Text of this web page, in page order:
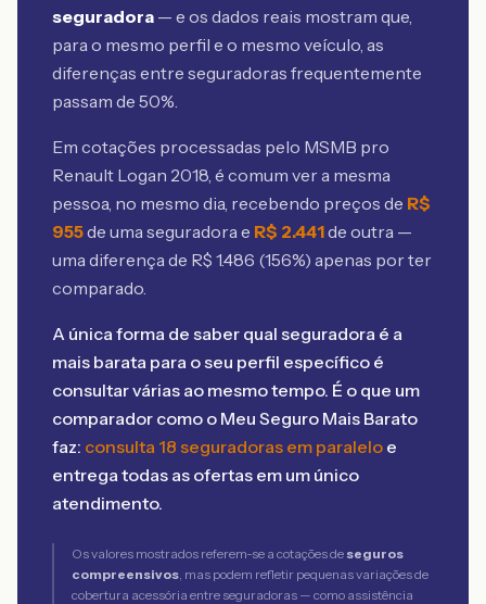
seguradora — e os dados reais mostram que,
para o mesmo perfil e o mesmo veículo, as
diferenças entre seguradoras frequentemente
passam de 50%.
Em cotações processadas pelo MSMB pro
Renault Logan 2018, é comum ver a mesma
pessoa, no mesmo dia, recebendo preços de R$
955de uma seguradora e R$ 2.441de outra —
uma diferença de R$ 1.486 (156%) apenas por ter
comparado.
A única forma de saber qual seguradora é a
mais barata para o seu perfil específico é
consultar várias ao mesmo tempo. É o que um
comparador como o Meu Seguro Mais Barato
faz: consulta 18 seguradoras em paralelo e
entrega todas as ofertas em um único
atendimento.
Os valores mostrados referem-se a cotações de seguros
compreensivos, mas podem refletir pequenas variações de
cobertura acessória entre seguradoras — como assistência